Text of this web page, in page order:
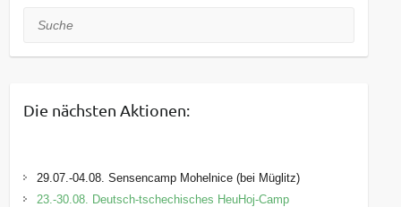
Suche
Die nächsten Aktionen:
29.07.-04.08. Sensencamp Mohelnice (bei Müglitz)
23.-30.08. Deutsch-tschechisches HeuHoj-Camp